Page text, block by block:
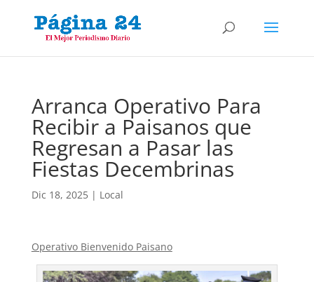
Arranca Operativo Para
Recibir a Paisanos que
Regresan a Pasar las
Fiestas Decembrinas
Dic 18, 2025| Local
Operativo Bienvenido Paisano